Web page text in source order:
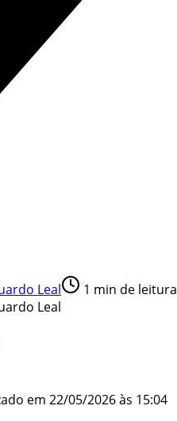
Leal 1 min de leitura
Leal
em 22/05/2026 às 15:04